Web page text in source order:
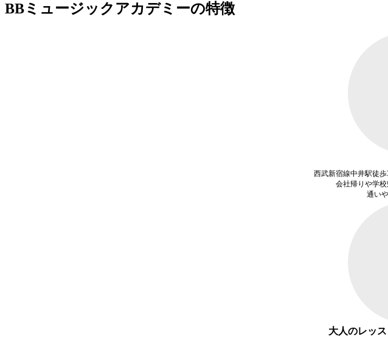
BBミュージックアカデミーの特徴
西武新宿線中井駅徒
会社帰りや学校
通い
大人のレッ